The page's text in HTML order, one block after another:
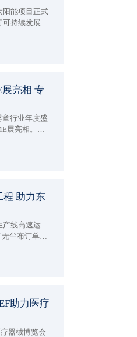
阳能项目正式
持续发展理
动力。
展亮相 专
童行业年度盛
展亮相。兴
与行业前沿
程 助力东
产线高速运
尘布订单。
2025 年开年
助力医疗
器械博览会